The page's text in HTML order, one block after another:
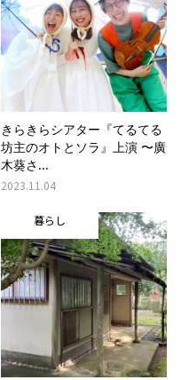
きらきらシアター『てるてる
坊主のオトとソラ』上演 〜廣
木葵さ...
2023.11.04
暮らし